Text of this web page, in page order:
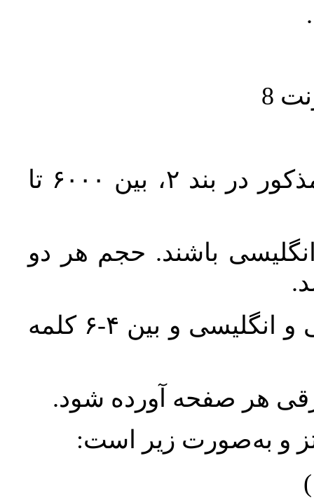
حجم کل مقاله با احتساب تمام بخش‌های مذکور در بند ۲، بین ۶۰۰۰ تا
باشند. حجم هر دو
واژگان کلیدی بلافاصله پس از چکیده فارسی و انگلیسی و بین ۴-۶ کلمه
هر صفحه آورده شود.
و به‌صورت زیر است: